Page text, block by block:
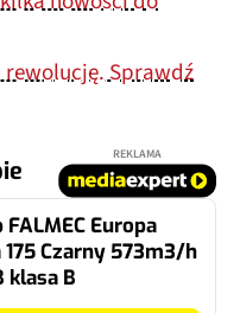
Sprawdź
REKLAMA
FALMEC Europa
175 Czarny 573m3/h
klasa B